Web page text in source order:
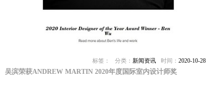
时间：2020-10-28
分类：新闻资讯
标签：
吴滨荣获ANDREW MARTIN 2020年度国际室内设计师奖